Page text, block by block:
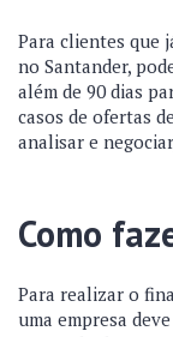
Para clientes que
no Santander,
além de 90 dias
casos de ofertas
analisar e
Como
Para realizar o
uma empresa